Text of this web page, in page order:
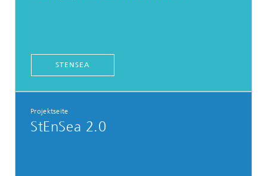
STENSEA
Projektseite
StEnSea 2.0